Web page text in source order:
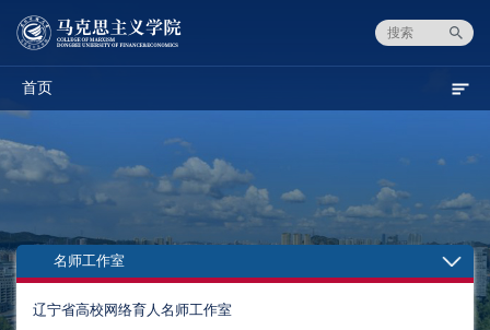
首页
名师工作室
辽宁省高校网络育人名师工作室